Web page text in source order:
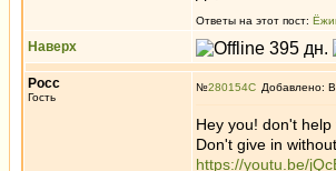
Ответы на этот пост:
Наверх
Росс
Гость
№280154 Добавлено:
Hey you! don't
Don't give in
https://youtu.be/